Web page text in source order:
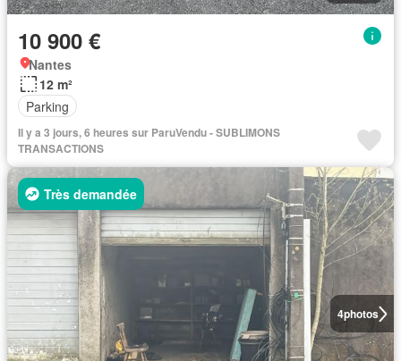
10 900 €
Nantes
12 m²
Parking
Il y a 3 jours, 6 heures sur ParuVendu - SUBLIMONS
TRANSACTIONS
4photos
Très demandée